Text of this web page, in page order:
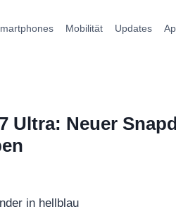
Mobilität Updates
Ultra: Neuer